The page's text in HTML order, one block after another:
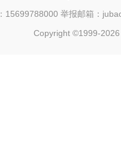
15699788000 举报邮箱：
Copyright ©1999-